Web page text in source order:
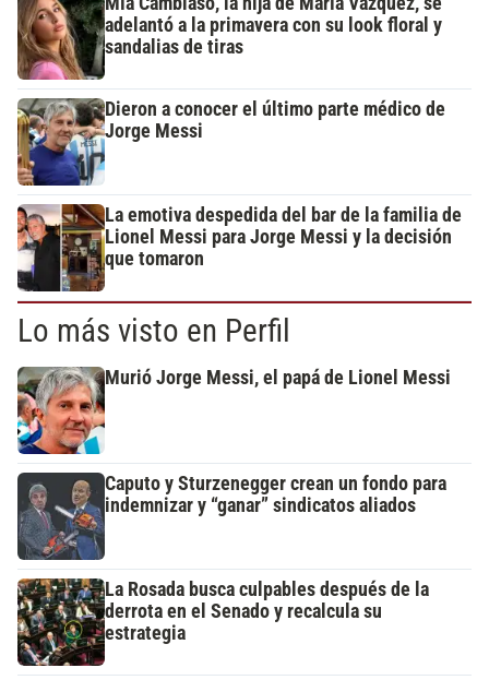
adelantó a la primavera con su look floral y
sandalias de tiras
Dieron a conocer el último parte médico de
Jorge Messi
La emotiva despedida del bar de la familia de
Lionel Messi para Jorge Messi y la decisión
que tomaron
Lo más visto en Perfil
Murió Jorge Messi, el papá de Lionel Messi
Caputo y Sturzenegger crean un fondo para
indemnizar y “ganar” sindicatos aliados
La Rosada busca culpables después de la
derrota en el Senado y recalcula su
estrategia